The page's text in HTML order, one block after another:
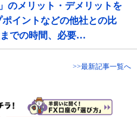
のメリット・デメリットを
イントなどの他社との比
での時間、必要…
>>最新記事一覧へ